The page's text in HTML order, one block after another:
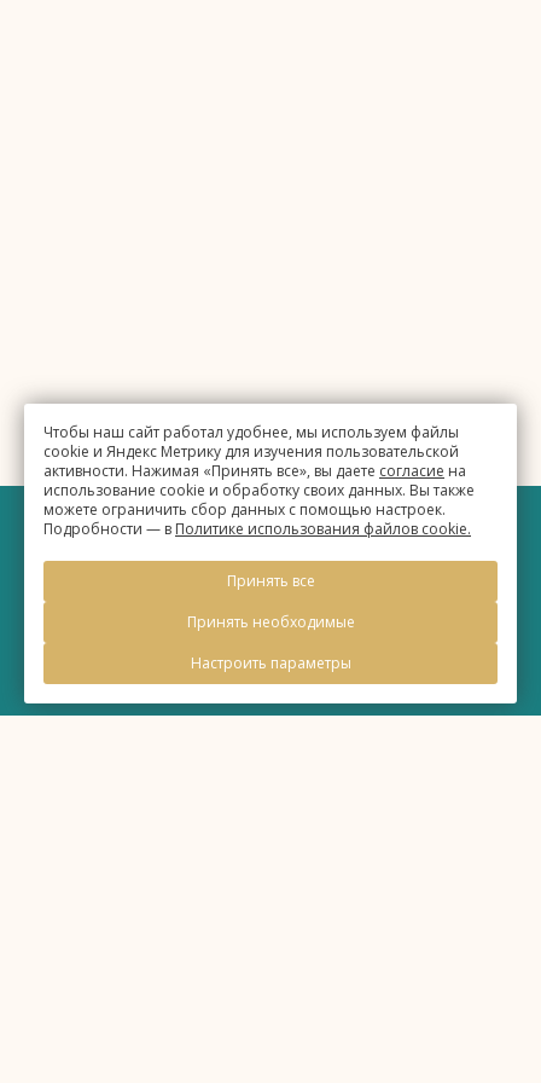
Чтобы наш сайт работал удобнее, мы используем файлы
cookie и Яндекс Метрику для изучения пользовательской
активности. Нажимая «Принять все», вы даете согласие на
использование cookie и обработку своих данных. Вы также
можете ограничить сбор данных с помощью настроек.
Подробности — в Политике использования файлов cookie.
Принять все
Принять необходимые
Настроить параметры
2026, Официальный сайт
Правовая информация
Политика обработки персональных данных